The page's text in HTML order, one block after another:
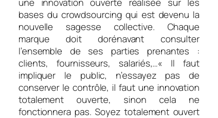
bases du crowdsourcing qui est devenu la
nouvelle sagesse collective. Chaque
marque doit dorénavant consulter
l’ensemble de ses parties prenantes :
clients, fournisseurs, salariés,…« Il faut
impliquer le public, n’essayez pas de
conserver le contrôle, il faut une innovation
totalement ouverte, sinon cela ne
fonctionnera pas. Soyez totalement ouvert